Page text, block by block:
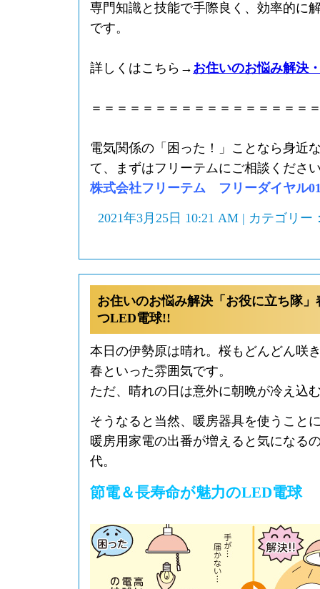
専門知識と技能で手際良く、効率的に
です。
詳しくはこちら→ お住いのお悩み解決
＝＝＝＝＝＝＝＝＝＝＝＝＝＝＝＝＝
電気関係の「困った！」ことなら身近
て、まずはフリーテムにご相談くださ
株式会社フリーテム フリーダイヤル
2021年3月25日 10:21 AM | カテゴリー
お住いのお悩み解決「お役に立ち隊
つLED電球!!
本日の伊勢原は晴れ。桜もどんどん咲
春といった雰囲気です。
ただ、晴れの日は意外に朝晩が冷え込
そうなると当然、暖房器具を使うこと
暖房用家電の出番が増えると気になる
代。
節電＆長寿命が魅力のLED電球